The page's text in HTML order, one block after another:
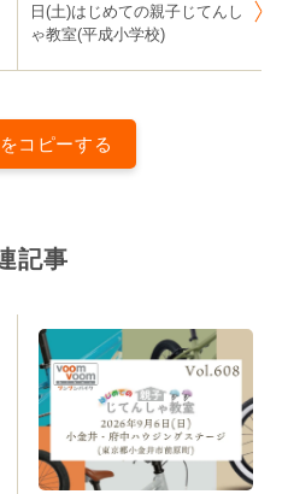
日(土)はじめての親子じてんし
ゃ教室(平成小学校)
コピーする
記事